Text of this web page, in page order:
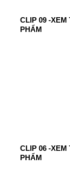
CLIP 09 -XEM
PHẨM
CLIP 06 -XEM
PHẨM